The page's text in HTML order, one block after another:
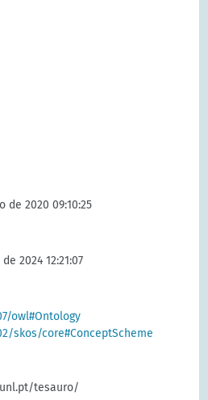
2020 09:10:25
2024 12:21:07
owl#Ontology
skos/core#ConceptScheme
tesauro/